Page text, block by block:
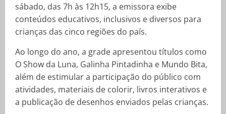
sábado, das 7h às 12h15, a emissora exibe
conteúdos educativos, inclusivos e diversos para
crianças das cinco regiões do país.
Ao longo do ano, a grade apresentou títulos como
O Show da Luna, Galinha Pintadinha e Mundo Bita,
além de estimular a participação do público com
atividades, materiais de colorir, livros interativos e
a publicação de desenhos enviados pelas crianças.